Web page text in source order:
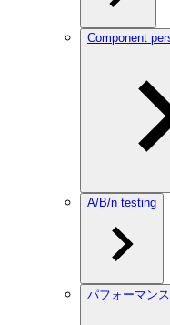
Component
A/B/n testing
パフォーマン